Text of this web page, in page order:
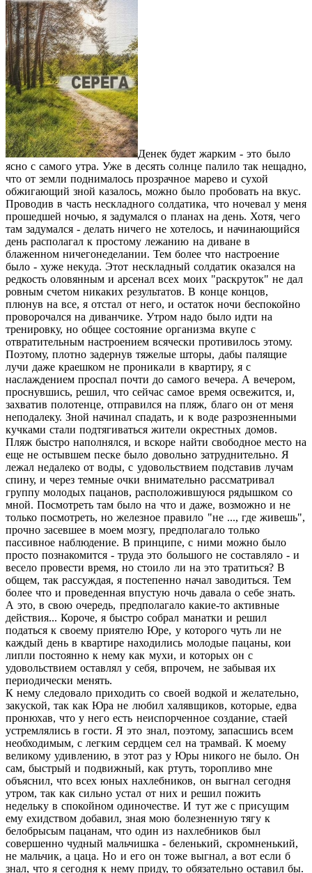
Денек будет жарким - это было
ясно с самого утра. Уже в десять солнце палило так нещадно,
что от земли поднималось прозрачное марево и сухой
обжигающий зной казалось, можно было пробовать на вкус.
Проводив в часть нескладного солдатика, что ночевал у меня
прошедшей ночью, я задумался о планах на день. Хотя, чего
там задумался - делать ничего не хотелось, и начинающийся
день располагал к простому лежанию на диване в
блаженном ничегонеделании. Тем более что настроение
было - хуже некуда. Этот нескладный солдатик оказался на
редкость оловянным и арсенал всех моих "раскруток" не дал
ровным счетом никаких результатов. В конце концов,
плюнув на все, я отстал от него, и остаток ночи беспокойно
проворочался на диванчике. Утром надо было идти на
тренировку, но общее состояние организма вкупе с
отвратительным настроением всячески противилось этому.
Поэтому, плотно задернув тяжелые шторы, дабы палящие
лучи даже краешком не проникали в квартиру, я с
наслаждением проспал почти до самого вечера. А вечером,
проснувшись, решил, что сейчас самое время освежится, и,
захватив полотенце, отправился на пляж, благо он от меня
неподалеку. Зной начинал спадать, и к воде разрозненными
кучками стали подтягиваться жители окрестных домов.
Пляж быстро наполнялся, и вскоре найти свободное место на
еще не остывшем песке было довольно затруднительно. Я
лежал недалеко от воды, с удовольствием подставив лучам
спину, и через темные очки внимательно рассматривал
группу молодых пацанов, расположившуюся рядышком со
мной. Посмотреть там было на что и даже, возможно и не
только посмотреть, но железное правило "не ..., где живешь",
прочно засевшее в моем мозгу, предполагало только
пассивное наблюдение. В принципе, с ними можно было
просто познакомится - труда это большого не составляло - и
весело провести время, но стоило ли на это тратиться? В
общем, так рассуждая, я постепенно начал заводиться. Тем
более что и проведенная впустую ночь давала о себе знать.
А это, в свою очередь, предполагало какие-то активные
действия... Короче, я быстро собрал манатки и решил
податься к своему приятелю Юре, у которого чуть ли не
каждый день в квартире находились молодые пацаны, кои
липли постоянно к нему как мухи, и которых он с
удовольствием оставлял у себя, впрочем, не забывая их
периодически менять.
К нему следовало приходить со своей водкой и желательно,
закуской, так как Юра не любил халявщиков, которые, едва
пронюхав, что у него есть неиспорченное создание, стаей
устремлялись в гости. Я это знал, поэтому, запасшись всем
необходимым, с легким сердцем сел на трамвай. К моему
великому удивлению, в этот раз у Юры никого не было. Он
сам, быстрый и подвижный, как ртуть, торопливо мне
объяснил, что всех юных нахлебников, он выгнал сегодня
утром, так как сильно устал от них и решил пожить
недельку в спокойном одиночестве. И тут же с присущим
ему ехидством добавил, зная мою болезненную тягу к
белобрысым пацанам, что один из нахлебников был
совершенно чудный мальчишка - беленький, скромненький,
не мальчик, а цаца. Но и его он тоже выгнал, а вот если б
знал, что я сегодня к нему приду, то обязательно оставил бы.